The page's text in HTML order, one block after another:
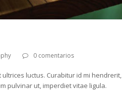
0 comentarios
luctus. Curabitur id mi hendrerit,
pulvinar ut, imperdiet vitae ligula.